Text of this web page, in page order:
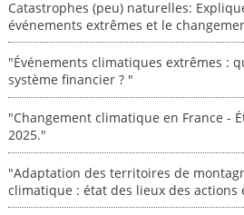
Catastrophes (peu) naturelles:
événements extrêmes et le
"Événements climatiques extrêmes :
système financier ? "
"Changement climatique en France -
2025."
"Adaptation des territoires de
climatique : état des lieux des actions